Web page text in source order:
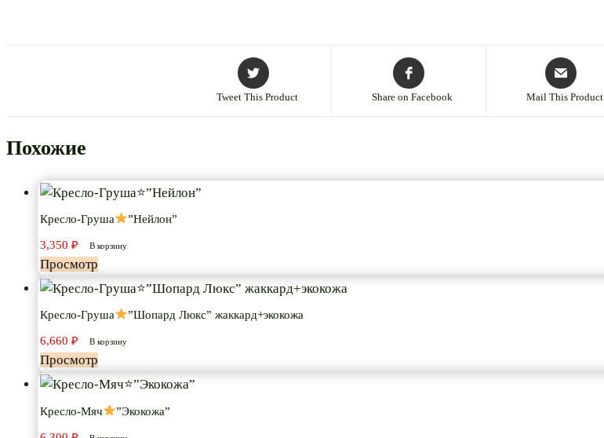
Tweet This Product Share on Facebook Mail This Product
Похожие
Кресло-Груша ”Нейлон”
3,350 ₽ В корзину
Просмотр
Кресло-Груша ”Шопард Люкс” жаккард+экокожа
6,660 ₽ В корзину
Просмотр
Кресло-Мяч ”Экокожа”